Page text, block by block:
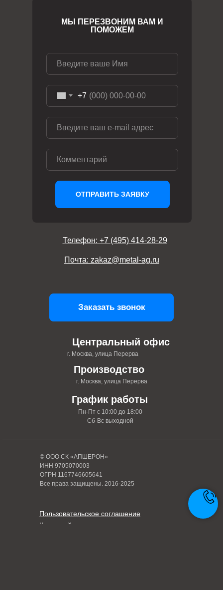
© ООО СК «АПШЕРОН»
ИНН 9705070003
ОГРН 1167746605641
Все права защищены. 2016-2025
Карта сайта
Пользовательское соглашение
+7
ОТПРАВИТЬ ЗАЯВКУ
МЫ ПЕРЕЗВОНИМ ВАМ И
ПОМОЖЕМ
Центральный офис
г. Москва, улица Перерва
График работы
Пн-Пт с 10:00 до 18:00
Сб-Вс выходной
Производство
г. Москва, улица Перерва
Телефон: +7 (495) 414-28-29
Почта: zakaz@metal-ag.ru
Заказать звонок